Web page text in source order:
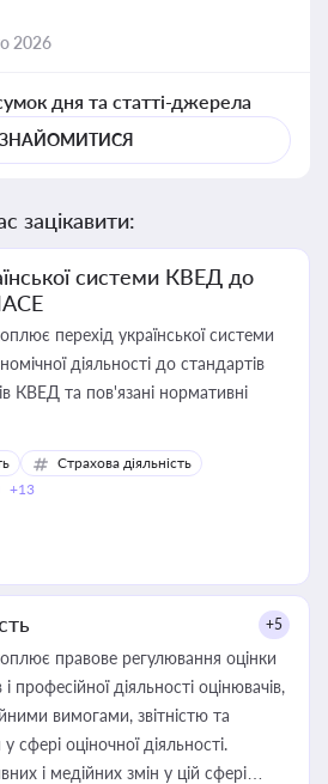
2026
дня та статті-джерела
зацікавити:
системи КВЕД до
перехід української системи
діяльності до стандартів
КВЕД та пов'язані нормативні
Страхова діяльність
+13
+5
правове регулювання оцінки
діяльності оцінювачів,
вимогами, звітністю та
сфері оціночної діяльності.
і медійних змін у цій сфері